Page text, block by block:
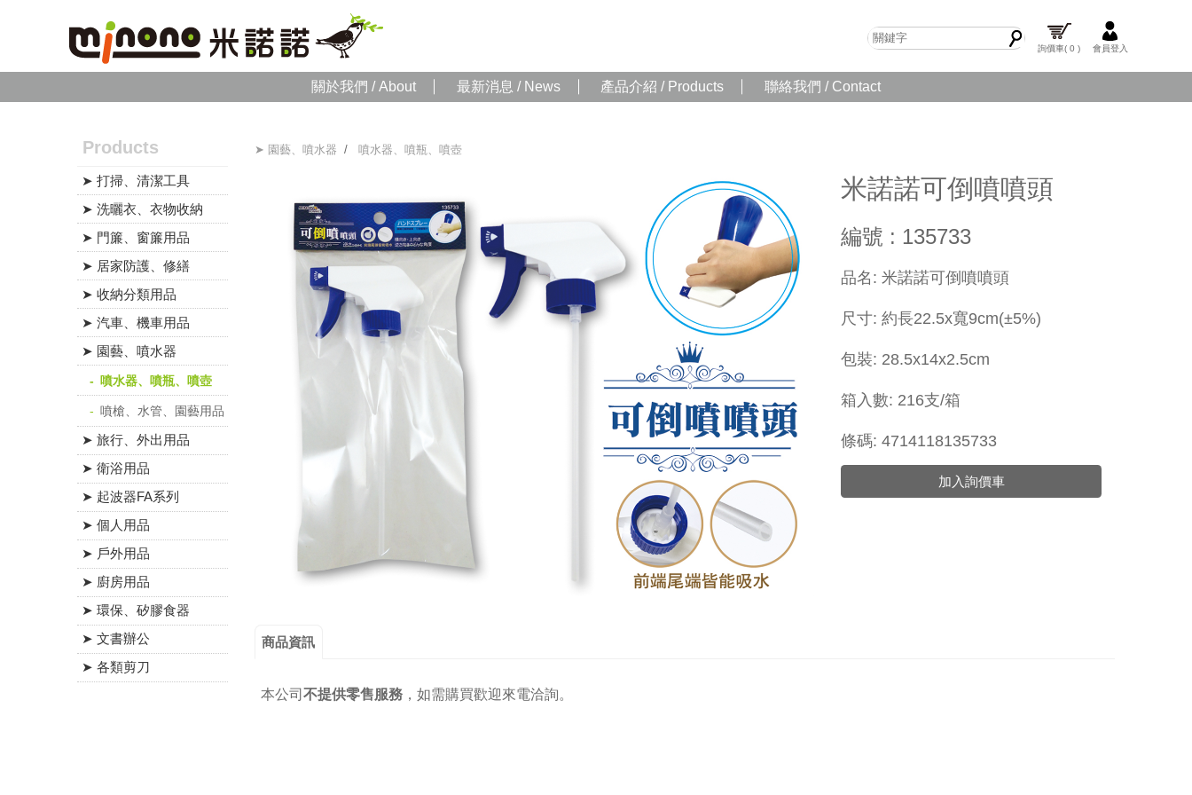
詢價車( 0 ) 會員登入
關於我們 / About 最新消息 / News 產品介紹 / Products 聯絡我們 / Contact
Products
➤ 打掃、清潔工具
➤ 洗曬衣、衣物收納
➤ 門簾、窗簾用品
➤ 居家防護、修繕
➤ 收納分類用品
➤ 汽車、機車用品
➤ 園藝、噴水器
噴水器、噴瓶、噴壺
噴槍、水管、園藝用品
➤ 旅行、外出用品
➤ 衛浴用品
➤ 起波器FA系列
➤ 個人用品
➤ 戶外用品
➤ 廚房用品
➤ 環保、矽膠食器
➤ 文書辦公
➤ 各類剪刀
➤ 園藝、噴水器 / 噴水器、噴瓶、噴壺
米諾諾可倒噴噴頭
編號 : 135733
​品名: 米諾諾可倒噴噴頭
尺寸: 約長22.5x寬9cm(±5%)
包裝: 28.5x14x2.5cm
箱入數: 216支/箱
條碼: 4714118135733
加入詢價車
商品資訊
本公司不提供零售服務 ，如需購買歡迎來電洽詢。